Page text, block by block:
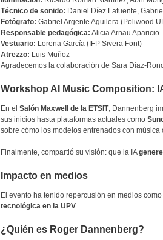
Técnico de sonido: Daniel Díez Lafuente,
Fotógrafo: Gabriel Argente Aguilera (Poliwood
Responsable pedagógica: Alicia Arnau Aparicio
Vestuario: Lorena García (IFP Sivera Font)
Atrezzo: Luis Muñoz
Agradecemos la colaboración de Sara Díaz-
Workshop AI Music Composition:
En el Salón Maxwell de la ETSIT, Dannenberg
sus inicios hasta plataformas actuales como
sobre cómo los modelos entrenados con
Finalmente, compartió su visión: que la IA
Impacto en medios
El evento ha tenido repercusión en medios como
tecnológica en la UPV.
¿Quién es Roger Dannenberg?